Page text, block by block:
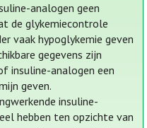
analogen geen
de glykemiecontrole
vaak hypoglykemie geven
gegevens zijn
insuline-analogen een
geven.
insuline-
hebben ten opzichte van